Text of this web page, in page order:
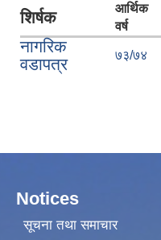
शिर्षक
आर्थिक
वर्ष
नागरिक
वडापत्र
७३/७४
Notices
सूचना तथा समाचार